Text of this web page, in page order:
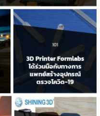
101
3D Printer Formlabs
ได้ร่วมมือกับทางการ
แพทย์สร้างอุปกรณ์
ตรวจโควิด-19